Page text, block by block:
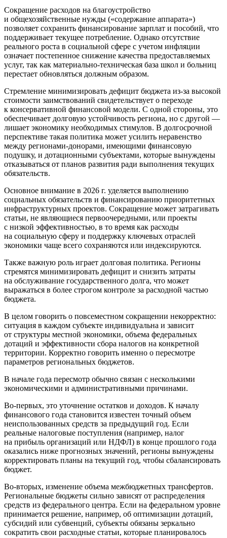
Сокращение расходов на благоустройство
и общехозяйственные нужды («содержание аппарата»)
позволяет сохранить финансирование зарплат и пособий, что
поддерживает текущее потребление. Однако отсутствие
реального роста в социальной сфере с учетом инфляции
означает постепенное снижение качества предоставляемых
услуг, так как материально-техническая база школ и больниц
перестает обновляться должным образом.
Стремление минимизировать дефицит бюджета из-за высокой
стоимости заимствований свидетельствует о переходе
к консервативной финансовой модели. С одной стороны, это
обеспечивает долговую устойчивость региона, но с другой —
лишает экономику необходимых стимулов. В долгосрочной
перспективе такая политика может усилить неравенство
между регионами-донорами, имеющими финансовую
подушку, и дотационными субъектами, которые вынуждены
отказываться от планов развития ради выполнения текущих
обязательств.
Основное внимание в 2026 г. уделяется выполнению
социальных обязательств и финансированию приоритетных
инфраструктурных проектов. Сокращение может затрагивать
статьи, не являющиеся первоочередными, или проекты
с низкой эффективностью, в то время как расходы
на социальную сферу и поддержку ключевых отраслей
экономики чаще всего сохраняются или индексируются.
Также важную роль играет долговая политика. Регионы
стремятся минимизировать дефицит и снизить затраты
на обслуживание государственного долга, что может
выражаться в более строгом контроле за расходной частью
бюджета.
В целом говорить о повсеместном сокращении некорректно:
ситуация в каждом субъекте индивидуальна и зависит
от структуры местной экономики, объема федеральных
дотаций и эффективности сбора налогов на конкретной
территории. Корректно говорить именно о пересмотре
параметров региональных бюджетов.
В начале года пересмотр обычно связан с несколькими
экономическими и административными причинами.
Во-первых, это уточнение остатков и доходов. К началу
финансового года становится известен точный объем
неиспользованных средств за предыдущий год. Если
реальные налоговые поступления (например, налог
на прибыль организаций или НДФЛ) в конце прошлого года
оказались ниже прогнозных значений, регионы вынуждены
корректировать планы на текущий год, чтобы сбалансировать
бюджет.
Во-вторых, изменение объема межбюджетных трансфертов.
Региональные бюджеты сильно зависят от распределения
средств из федерального центра. Если на федеральном уровне
принимается решение, например, об оптимизации дотаций,
субсидий или субвенций, субъекты обязаны зеркально
сократить свои расходные статьи, которые планировалось